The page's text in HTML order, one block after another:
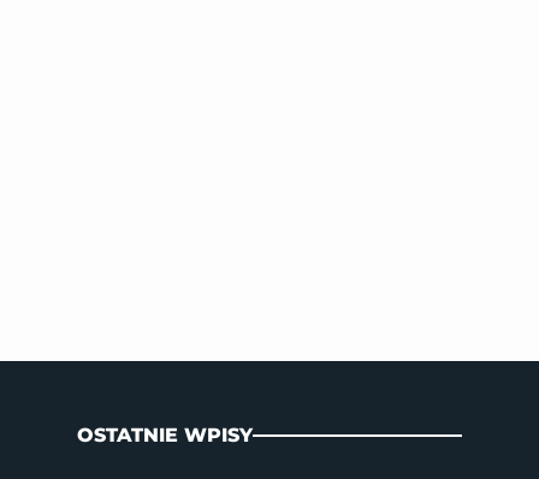
OSTATNIE WPISY